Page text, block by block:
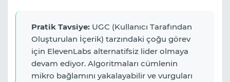
Pratik Tavsiye: UGC (Kullanıcı Tarafından
Oluşturulan İçerik) tarzındaki çoğu görev
için ElevenLabs alternatifsiz lider olmaya
devam ediyor. Algoritmaları cümlenin
mikro bağlamını yakalayabilir ve vurguları